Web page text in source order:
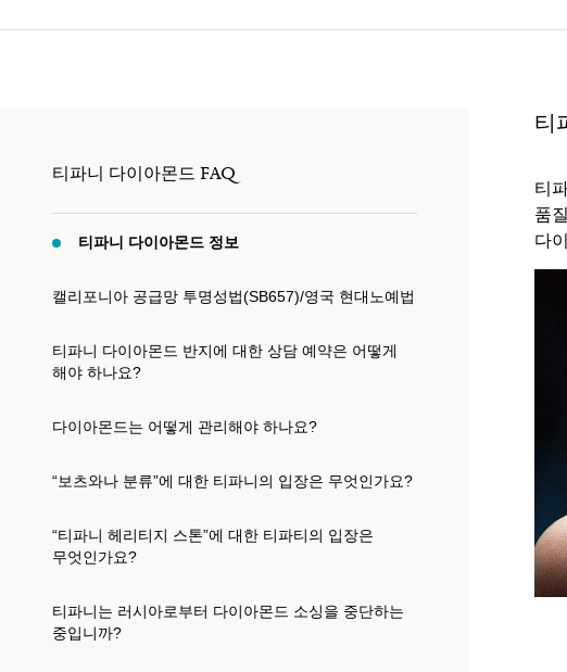
티파니 다이아몬드 전문가와의
티파니 다이아몬드 FAQ
티파니 다이아몬드 정보
캘리포니아 공급망 투명성법(SB657)/영국 현대노예법
티파니 다이아몬드 반지에 대한 상담 예약은 어떻게
해야 하나요?
다이아몬드는 어떻게 관리해야 하나요?
“보츠와나 분류”에 대한 티파니의 입장은 무엇인가요?
“티파니 헤리티지 스톤”에 대한 티파티의 입장은
무엇인가요?
티파니는 러시아로부터 다이아몬드 소싱을 중단하는
중입니까?
티
티
품
다